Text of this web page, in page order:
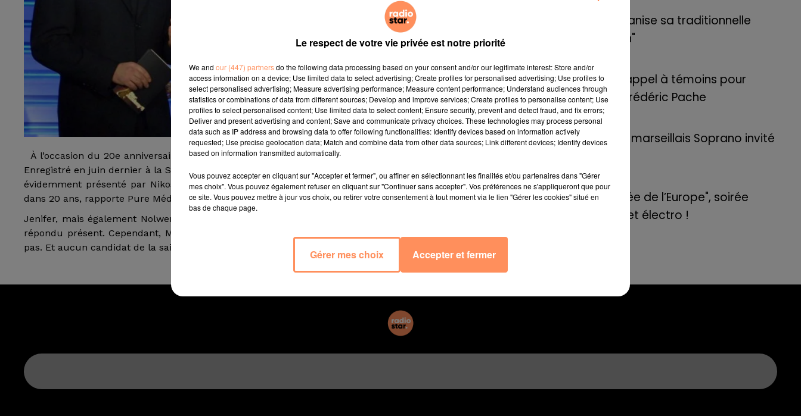
À l’occasion du 20e anniversaire de la Star Academy, TF1 diffusera une émission spéciale, samedi 30 octobre.
Enregistré en juin dernier à la Seine Musicale, à Boulogne-Billancourt (Hauts-de-Seine), le programme sera bien
évidemment présenté par Nikos Aliagas et s’intitulera 20 ans de Star Academy : on s’était donné rendez-vous
dans 20 ans, rapporte Pure Médias.
Jenifer, mais également Nolwenn Leroy, Élodie Frégé, Magalie Vaé, Cyril Cinélu et Quentin Mosimann ont tous
répondu présent. Cependant, Mickels Réa, gagnant de la saison 8, la dernière diffusée sur TF1, n’y participera
pas. Et aucun candidat de la saison 9 non plus. Celle-ci avait été diffusée sur NRJ 12, en 2012-2013.
Cassis organise sa traditionnelle
"Fête du vin"
10 mai 2022
Marseille : appel à témoins pour
retrouver Frédéric Pache
8 mai 2022
Le rappeur marseillais Soprano invité
8 mai 2022
Aix : "Journée de l’Europe", soirée
danse et set électro !
Le respect de votre vie privée est notre priorité
We and our (447) partnersdo the following data processing based on your consent and/or our legitimate interest: Store and/or
access information on a device; Use limited data to select advertising; Create profiles for personalised advertising; Use profiles to
select personalised advertising; Measure advertising performance; Measure content performance; Understand audiences through
statistics or combinations of data from different sources; Develop and improve services; Create profiles to personalise content; Use
profiles to select personalised content; Use limited data to select content; Ensure security, prevent and detect fraud, and fix errors;
Deliver and present advertising and content; Save and communicate privacy choices. These technologies may process personal
data such as IP address and browsing data to offer following functionalities: Identify devices based on information actively
requested; Use precise geolocation data; Match and combine data from other data sources; Link different devices; Identify devices
based on information transmitted automatically.
Vous pouvez accepter en cliquant sur "Accepter et fermer", ou affiner en sélectionnant les finalités et/ou partenaires dans "Gérer
mes choix". Vous pouvez également refuser en cliquant sur "Continuer sans accepter". Vos préférences ne s'appliqueront que pour
ce site. Vous pouvez mettre à jour vos choix, ou retirer votre consentement à tout moment via le lien "Gérer les cookies" situé en
bas de chaque page.
Gérer mes choix Accepter et fermer